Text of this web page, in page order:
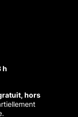
Balzac
h
hors